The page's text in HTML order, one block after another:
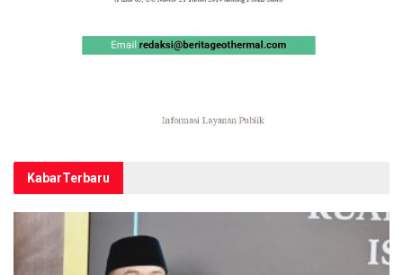
KabarTerbaru